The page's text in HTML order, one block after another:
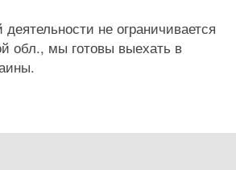
не ограничивается
обл., мы готовы выехать в